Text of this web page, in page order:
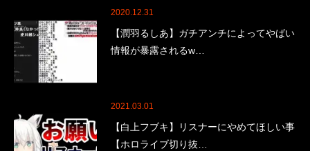
2020.12.31
【潤羽るしあ】ガチアンチによってやばい
情報が暴露されるw…
2021.03.01
【白上フブキ】リスナーにやめてほしい事
【ホロライブ切り抜…